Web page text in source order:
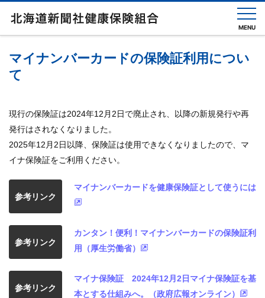
MENU
し
く
み
健
の
給
付
健
各
マイナンバーカードの保険証利用につい
て
現行の保険証は2024年12月2日で廃止され、以降の新規発行や再
発行はされなくなりました。
2025年12月2日以降、保険証は使用できなくなりましたので、マ
イナ保険証をご利用ください。
参考リンク
マイナンバーカードを健康保険証として使うには
参考リンク
カンタン！便利！マイナンバーカードの保険証利
用（厚生労働省）
参考リンク
マイナ保険証 2024年12月2日マイナ保険証を基
本とする仕組みへ。（政府広報オンライン）